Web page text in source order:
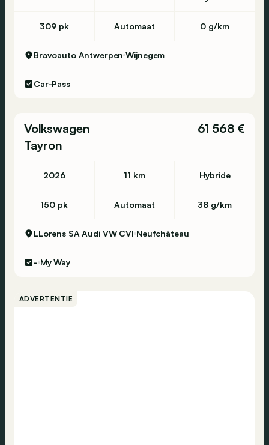
309 pk Automaat 0 g/km
Bravoauto Antwerpen Wijnegem
Car-Pass
Volkswagen
Tayron
61 568 €
2026 11 km Hybride
150 pk Automaat 38 g/km
LLorens SA Audi VW CVI Neufchâteau
- My Way
ADVERTENTIE